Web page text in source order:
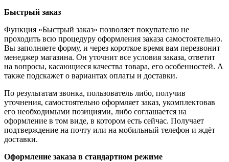
Быстрый заказ
Функция «Быстрый заказ» позволяет покупателю не
проходить всю процедуру оформления заказа самостоятельно.
Вы заполняете форму, и через короткое время вам перезвонит
менеджер магазина. Он уточнит все условия заказа, ответит
на вопросы, касающиеся качества товара, его особенностей. А
также подскажет о вариантах оплаты и доставки.
По результатам звонка, пользователь либо, получив
уточнения, самостоятельно оформляет заказ, укомплектовав
его необходимыми позициями, либо соглашается на
оформление в том виде, в котором есть сейчас. Получает
подтверждение на почту или на мобильный телефон и ждёт
доставки.
Оформление заказа в стандартном режиме